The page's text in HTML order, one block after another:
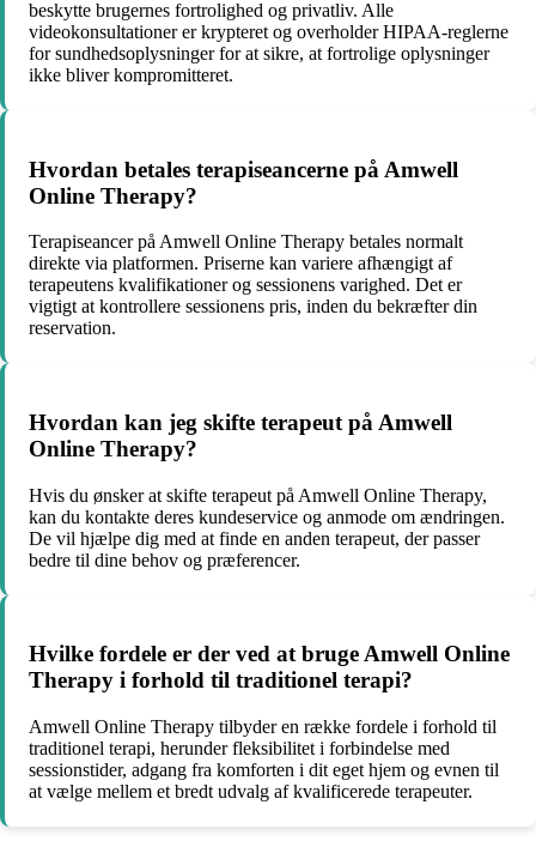
beskytte brugernes fortrolighed og privatliv. Alle
videokonsultationer er krypteret og overholder HIPAA-reglerne
for sundhedsoplysninger for at sikre, at fortrolige oplysninger
ikke bliver kompromitteret.
Hvordan betales terapiseancerne på Amwell
Online Therapy?
Terapiseancer på Amwell Online Therapy betales normalt
direkte via platformen. Priserne kan variere afhængigt af
terapeutens kvalifikationer og sessionens varighed. Det er
vigtigt at kontrollere sessionens pris, inden du bekræfter din
reservation.
Hvordan kan jeg skifte terapeut på Amwell
Online Therapy?
Hvis du ønsker at skifte terapeut på Amwell Online Therapy,
kan du kontakte deres kundeservice og anmode om ændringen.
De vil hjælpe dig med at finde en anden terapeut, der passer
bedre til dine behov og præferencer.
Hvilke fordele er der ved at bruge Amwell Online
Therapy i forhold til traditionel terapi?
Amwell Online Therapy tilbyder en række fordele i forhold til
traditionel terapi, herunder fleksibilitet i forbindelse med
sessionstider, adgang fra komforten i dit eget hjem og evnen til
at vælge mellem et bredt udvalg af kvalificerede terapeuter.